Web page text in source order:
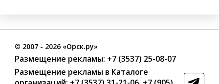
© 2007 - 2026 «Орск.ру»
Размещение рекламы: +7 (3537) 25-08-07
Размещение рекламы в Каталоге